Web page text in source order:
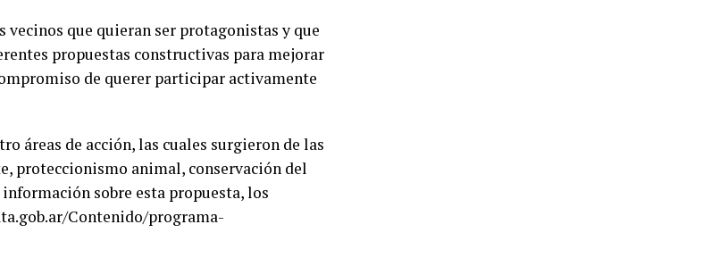
que quieran ser protagonistas y que
propuestas constructivas para mejorar
de querer participar activamente
áreas de acción, las cuales surgieron de las
proteccionismo animal, conservación del
sobre esta propuesta, los
Contenido/programa-